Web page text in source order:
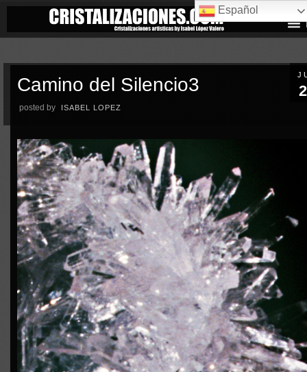
Camino del Silencio3
posted by ISABEL LOPEZ
Español